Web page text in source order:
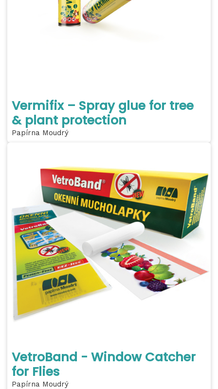
Vermifix – Spray glue for tree
& plant protection
Papírna Moudrý
VetroBand - Window Catcher
for Flies
Papírna Moudrý